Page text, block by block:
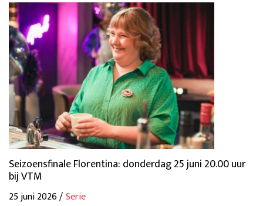
Seizoensfinale Florentina: donderdag 25 juni 20.00 uur
bij VTM
25 juni 2026 /Serie